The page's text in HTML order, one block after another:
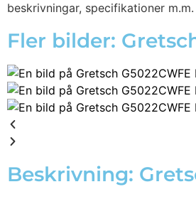
beskrivningar, specifikationer m.m.
Fler bilder:
Beskrivning: